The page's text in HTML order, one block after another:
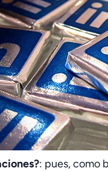
: pues, como